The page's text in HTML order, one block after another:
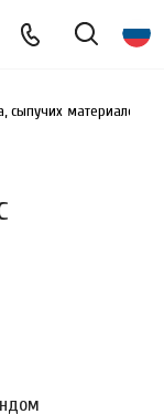
сыпучих материалов и